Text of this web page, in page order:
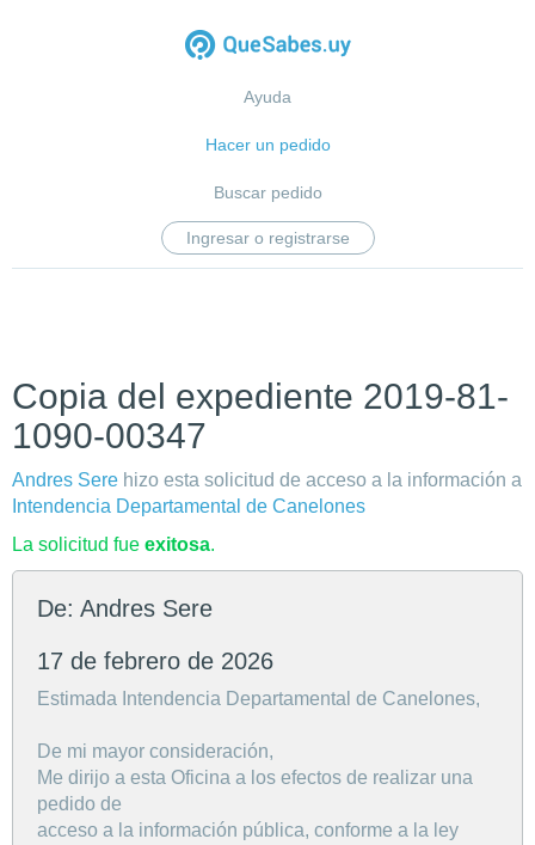
Ayuda
Hacer un pedido
Buscar pedido
Ingresar o registrarse
Copia del expediente 2019-81-
1090-00347
Andres Sere hizo esta solicitud de acceso a la información a
Intendencia Departamental de Canelones
La solicitud fue exitosa.
De: Andres Sere
17 de febrero de 2026
Estimada Intendencia Departamental de Canelones,
De mi mayor consideración,
Me dirijo a esta Oficina a los efectos de realizar una
pedido de
acceso a la información pública, conforme a la ley